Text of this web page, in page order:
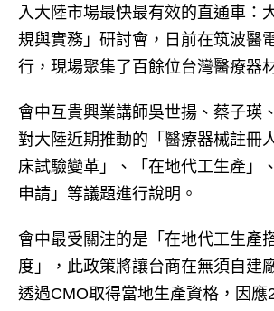
入大陸市場最快最有效的直通車：
規與實務」研討會，日前在筑波醫
行，現場聚集了百餘位台灣醫療器
會中互貴興業講師吳世揚、蔡子瑛
對大陸近期推動的「醫療器械註冊
床試驗變革」、「在地代工生產」
申請」等議題進行說明。
會中最受關注的是「在地代工生產
度」，此政策將讓台商在無須自建
透過CMO取得當地生產資格，因應